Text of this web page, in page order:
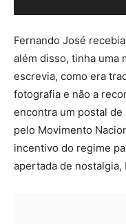
Fernando José
além disso, tinha uma
escrevia, como era
fotografia e não a
encontra um postal de
pelo Movimento
incentivo do regime
apertada de nostalgia,